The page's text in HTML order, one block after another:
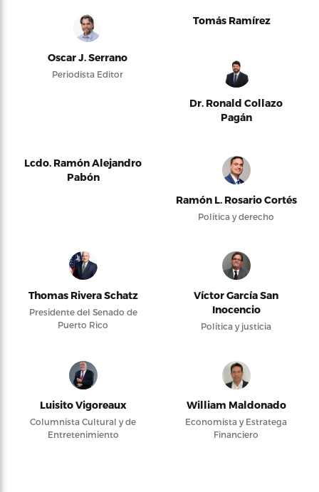
Oscar J. Serrano
Periodista Editor
Tomás Ramírez
Dr. Ronald Collazo
Pagán
Lcdo. Ramón Alejandro
Pabón
Ramón L. Rosario Cortés
Política y derecho
Thomas Rivera Schatz
Presidente del Senado de
Puerto Rico
Víctor García San
Inocencio
Política y justicia
Luisito Vigoreaux
Columnista Cultural y de
Entretenimiento
William Maldonado
Economista y Estratega
Financiero